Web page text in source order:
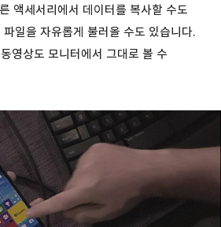
액세서리에서 데이터를 복사할 수도
일을 자유롭게 불러올 수도 있습니다.
영상도 모니터에서 그대로 볼 수